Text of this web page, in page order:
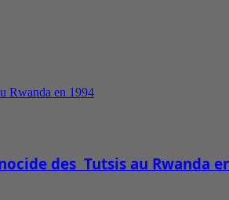
des Tutsis au Rwanda